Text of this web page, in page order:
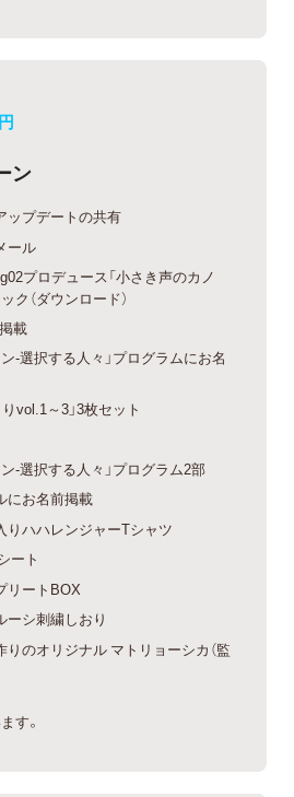
円
ン
ップデートの共有
ール
プロデュース「小さき声のカノ
ク（ダウンロード）
載
-選択する人々」プログラムにお名
vol.1～3」3枚セット
-選択する人々」プログラム2部
にお名前掲載
りハハレンジャーTシャツ
ート
リートBOX
ーシ刺繍しおり
のオリジナル マトリョーシカ（監
す。